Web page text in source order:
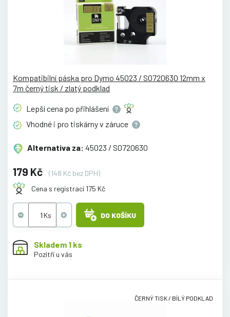
Kompatibilní páska pro Dymo 45023 / S0720630 12mm x
7m černý tisk / zlatý podklad
Lepší cena po přihlášení
Vhodné i pro tiskárny v záruce
Alternativa za: 45023 / S0720630
179 Kč
(148 Kč bez DPH)
Cena s registrací 175 Kč
DO KOŠÍKU
Skladem 1 ks
Pozítří u vás
ČERNÝ TISK / BÍLÝ PODKLAD